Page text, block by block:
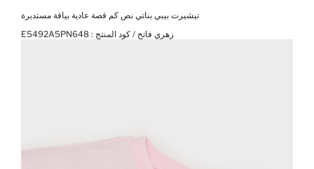
تيشيرت بيبي بناتي نص كم قصة عادية بياقة مستديرة
زهري فاتح / كود المنتج : E5492A5PN648